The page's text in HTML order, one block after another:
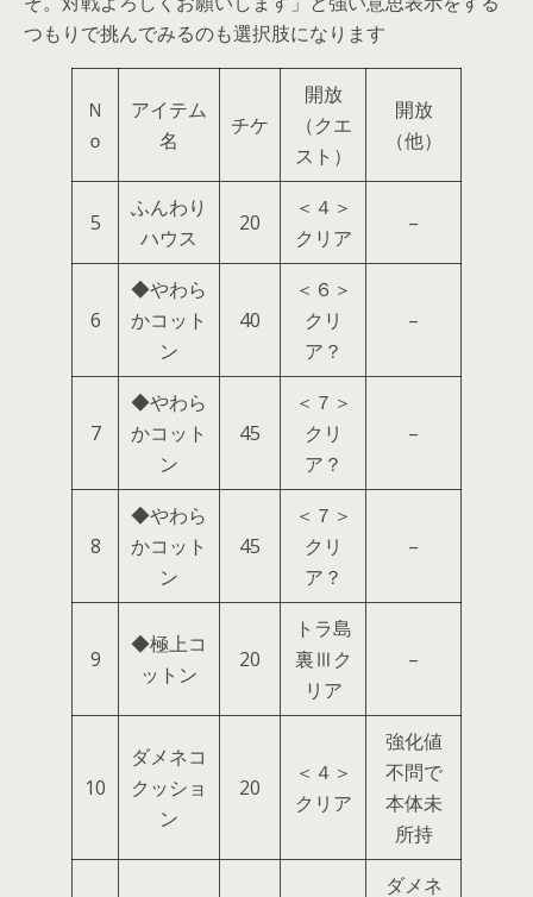
つもりで挑んでみるのも選択肢になります
Ｎ
ｏ
アイテム
名
チケ
開放
（クエ
スト）
開放
（他）
5
ふんわり
ハウス
20
＜４＞
クリア
–
6
◆やわら
かコット
ン
40
＜６＞
クリ
ア？
–
7
◆やわら
かコット
ン
45
＜７＞
クリ
ア？
–
8
◆やわら
かコット
ン
45
＜７＞
クリ
ア？
–
9
◆極上コ
ットン
20
トラ島
裏Ⅲク
リア
–
10
ダメネコ
クッショ
ン
20
＜４＞
クリア
強化値
不問で
本体未
所持
ダメネ